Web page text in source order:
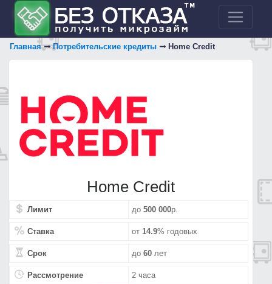
Главная Потребительские кредиты Home Сredit
Home Сredit
Лимит до 500 000р.
Ставка от 14.9% годовых
Срок до 60 лет
Рассмотрение 2 часа